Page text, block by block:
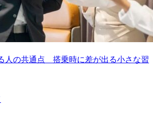
人の共通点 搭乗時に差が出る小さな習